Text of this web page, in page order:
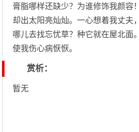
膏脂哪样还缺少？为谁修饰我颜容
却出太阳亮灿灿。一心想着我丈夫
哪儿去找忘忧草？种它就在屋北面
使我伤心病恹恹。
赏析：
暂无